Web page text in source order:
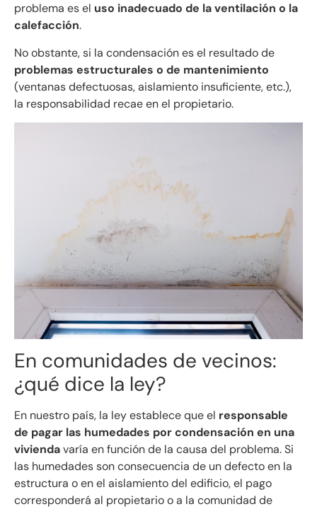
problema es el uso inadecuado de la ventilación o la
calefacción.
No obstante, si la condensación es el resultado de
problemas estructurales o de mantenimiento
(ventanas defectuosas, aislamiento insuficiente, etc.),
la responsabilidad recae en el propietario.
En comunidades de vecinos:
¿qué dice la ley?
En nuestro país, la ley establece que el responsable
de pagar las humedades por condensación en una
viviendavaría en función de la causa del problema. Si
las humedades son consecuencia de un defecto en la
estructura o en el aislamiento del edificio, el pago
corresponderá al propietario o a la comunidad de